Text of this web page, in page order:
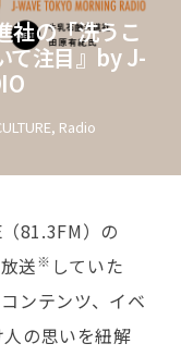
社の「洗うこ
て注目』by J-
, Radio
81.3FM）の
送※ していた
ンテンツ、イベ
の思いを紐解